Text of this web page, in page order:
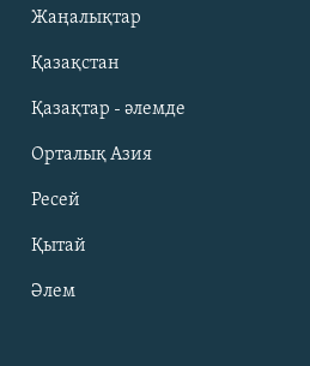
Жаңалықтар
Қазақстан
Қазақтар - әлемде
Орталық Азия
Ресей
Қытай
Әлем